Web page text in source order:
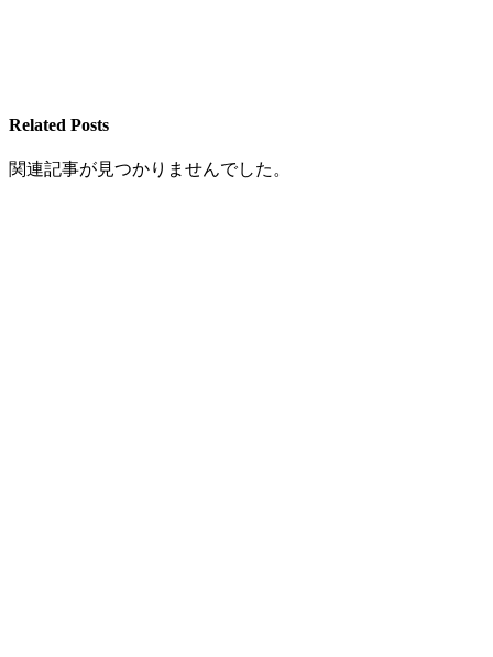
Related Posts
関連記事が見つかりませんでした。